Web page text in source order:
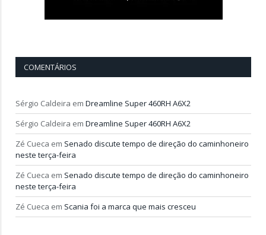
COMENTÁRIOS
Sérgio Caldeira em Dreamline Super 460RH A6X2
Sérgio Caldeira em Dreamline Super 460RH A6X2
Zé Cueca em Senado discute tempo de direção do caminhoneiro
neste terça-feira
Zé Cueca em Senado discute tempo de direção do caminhoneiro
neste terça-feira
Zé Cueca em Scania foi a marca que mais cresceu